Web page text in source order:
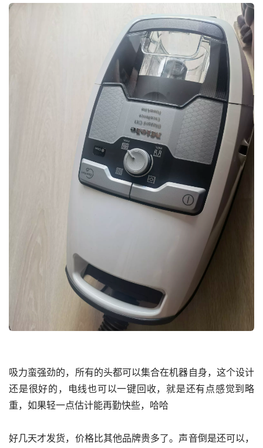
吸力蛮强劲的，所有的头都可以集合在机器自身，这个设计
还是很好的，电线也可以一键回收，就是还有点感觉到略
重，如果轻一点估计能再勤快些，哈哈
好几天才发货，价格比其他品牌贵多了。声音倒是还可以，